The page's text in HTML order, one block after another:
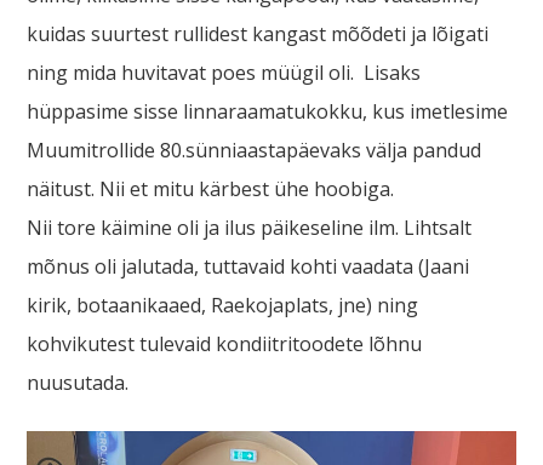
kuidas suurtest rullidest kangast mõõdeti ja lõigati
ning mida huvitavat poes müügil oli. Lisaks
hüppasime sisse linnaraamatukokku, kus imetlesime
Muumitrollide 80.sünniaastapäevaks välja pandud
näitust. Nii et mitu kärbest ühe hoobiga.
Nii tore käimine oli ja ilus päikeseline ilm. Lihtsalt
mõnus oli jalutada, tuttavaid kohti vaadata (Jaani
kirik, botaanikaaed, Raekojaplats, jne) ning
kohvikutest tulevaid kondiitritoodete lõhnu
nuusutada.